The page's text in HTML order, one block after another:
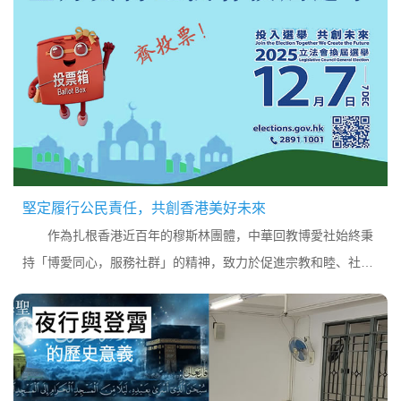
堅定履行公民責任，共創香港美好未來
作為扎根香港近百年的穆斯林團體，中華回教博愛社始終秉
持「博愛同心，服務社群」的精神，致力於促進宗教和睦、社會
員及廣大市民發出誠摯呼籲： 請於2025年12月7日（星期日）積
極行使您的公民權利，踴躍參與香港立法會選舉投票。...